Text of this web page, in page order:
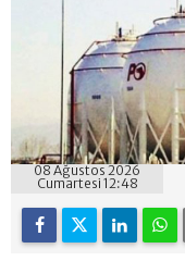
08 Ağustos 2026
Cumartesi 12:48